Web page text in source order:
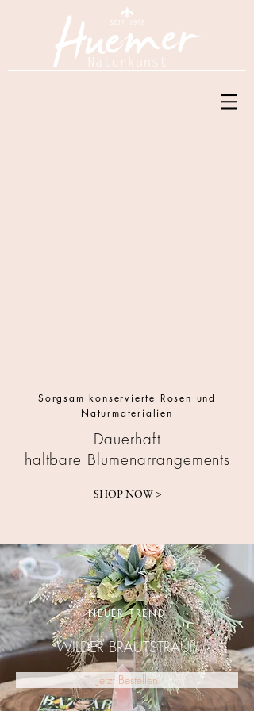
Sorgsam konservierte Rosen und
Naturmaterialien
Dauerhaft
haltbare Blumenarrangements
SHOP NOW >
NEUER TREND
WILDER BRAUTSTRAUß
Jetzt Bestellen